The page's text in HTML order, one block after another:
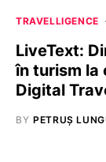
TRAVELLIGENCE
LiveText:
în turism la
Digital
BY PETRUȘ